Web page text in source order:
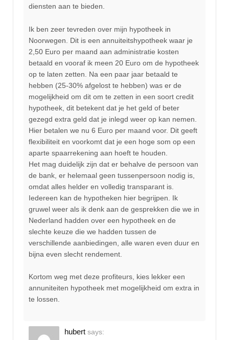
diensten aan te bieden.
Ik ben zeer tevreden over mijn hypotheek in
Noorwegen. Dit is een annuiteitshypotheek waar je
2,50 Euro per maand aan administratie kosten
betaald en vooraf ik meen 20 Euro om de hypotheek
op te laten zetten. Na een paar jaar betaald te
hebben (25-30% afgelost te hebben) was er de
mogelijkheid om dit om te zetten in een soort credit
hypotheek, dit betekent dat je het geld of beter
gezegd extra geld dat je inlegd weer op kan nemen.
Hier betalen we nu 6 Euro per maand voor. Dit geeft
flexibiliteit en voorkomt dat je een hoge som op een
aparte spaarrekening aan hoeft te houden.
Het mag duidelijk zijn dat er behalve de persoon van
de bank, er helemaal geen tussenpersoon nodig is,
omdat alles helder en volledig transparant is.
Iedereen kan de hypotheken hier begrijpen. Ik
gruwel weer als ik denk aan de gesprekken die we in
Nederland hadden over een hypotheek en de
slechte keuze die we hadden tussen de
verschillende aanbiedingen, alle waren even duur en
bijna even slecht rendement.
Kortom weg met deze profiteurs, kies lekker een
annuniteiten hypotheek met mogelijkheid om extra in
te lossen.
hubert says: